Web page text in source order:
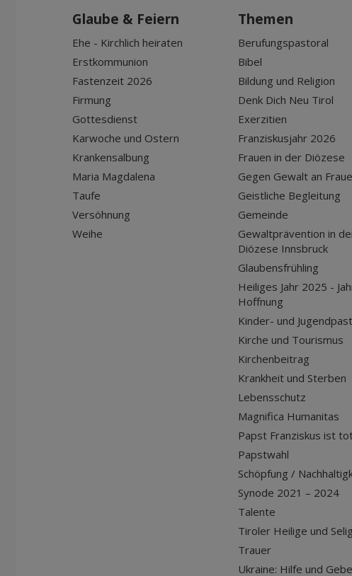
Glaube & Feiern
Ehe - Kirchlich heiraten
Erstkommunion
Fastenzeit 2026
Firmung
Gottesdienst
Karwoche und Ostern
Krankensalbung
Maria Magdalena
Taufe
Versöhnung
Weihe
Themen
Berufungspastoral
Bibel
Bildung und Religion
Denk Dich Neu Tirol
Exerzitien
Franziskusjahr 2026
Frauen in der Diözese
Gegen Gewalt an
Geistliche Begleitung
Gemeinde
Gewaltprävention in
Diözese Innsbruck
Glaubensfrühling
Heiliges Jahr 2025 -
Hoffnung
Kinder- und
Kirche und Tourismus
Kirchenbeitrag
Krankheit und Sterben
Lebensschutz
Magnifica Humanitas
Papst Franziskus ist
Papstwahl
Schöpfung /
Synode 2021 – 2024
Talente
Tiroler Heilige und
Trauer
Ukraine: Hilfe und